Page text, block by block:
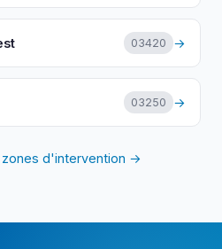
03420 →
03250 →
zones d'intervention →